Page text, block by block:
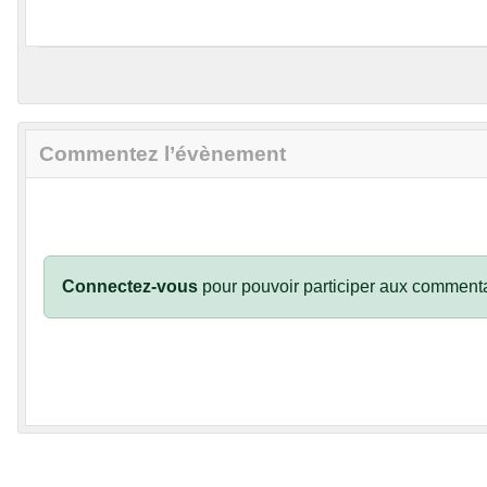
Commentez l’évènement
Connectez-vous pour pouvoir participer aux